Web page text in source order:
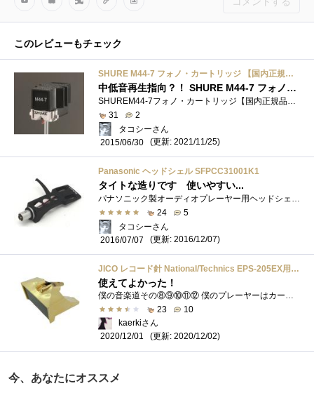
このレビューもチェック
SHURE M44-7 フォノ・カートリッジ 【国内正規品】
中低音再生指向？！ SHURE M44-7 フォノ・カートリッジ 【国内正規品】
SHUREM44-7フォノ・カートリッジ【国内正規品】米シュアー社のレコード再生・カートリッジです アナログレコードの再生パーツも販売種類が段々�...
31
2
タコシーさん
2015/06/30
(更新: 2021/11/25)
Panasonic ヘッドシェル SFPCC31001K1
タイトな造りです 使いやすい...
パナソニック製オーディオプレーヤー用ヘッドシェルです 以前も１個購入してますテクニクスの名前が入っていないのも入れると、４個ありま�...
24
5
タコシーさん
2016/07/07
(更新: 2016/12/07)
JICO レコード針 National/Technics EPS-205EX用交換針 SAS針 ボロンカンチレバー 36-205EX (SAS/B)
使えてよかった！
僕の音楽道その⑧⑨⑩⑪⑫ 僕のプレーヤーはカートリッジが簡単に交換できません。針を付けるアームも専用のストレートという事もありカート...
23
10
kaerkiさん
2020/12/01
(更新: 2020/12/02)
今、あなたにオススメ